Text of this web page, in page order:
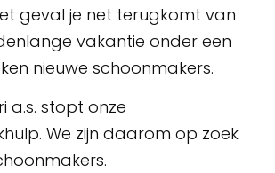
geval je net terugkomt van
vakantie onder een
nieuwe schoonmakers.
a.s. stopt onze
We zijn daarom op zoek